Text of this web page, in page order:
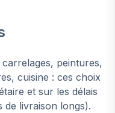
peintures,
cuisine : ces choix
et sur les délais
de livraison longs).